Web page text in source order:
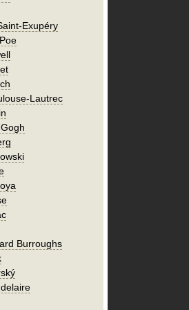
Exupéry
Lautrec
Burroughs